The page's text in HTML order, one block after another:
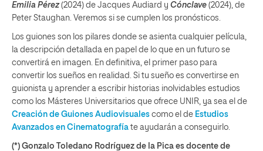
Emilia Pérez (2024) de Jacques Audiard y Cónclave (2024), de
Peter Staughan. Veremos si se cumplen los pronósticos.
Los guiones son los pilares donde se asienta cualquier película,
la descripción detallada en papel de lo que en un futuro se
convertirá en imagen. En definitiva, el primer paso para
convertir los sueños en realidad. Si tu sueño es convertirse en
guionista y aprender a escribir historias inolvidables estudios
como los Másteres Universitarios que ofrece UNIR, ya sea el de
Creación de Guiones Audiovisuales como el de Estudios
Avanzados en Cinematografía te ayudarán a conseguirlo.
(*) Gonzalo Toledano Rodríguez de la Pica es docente de